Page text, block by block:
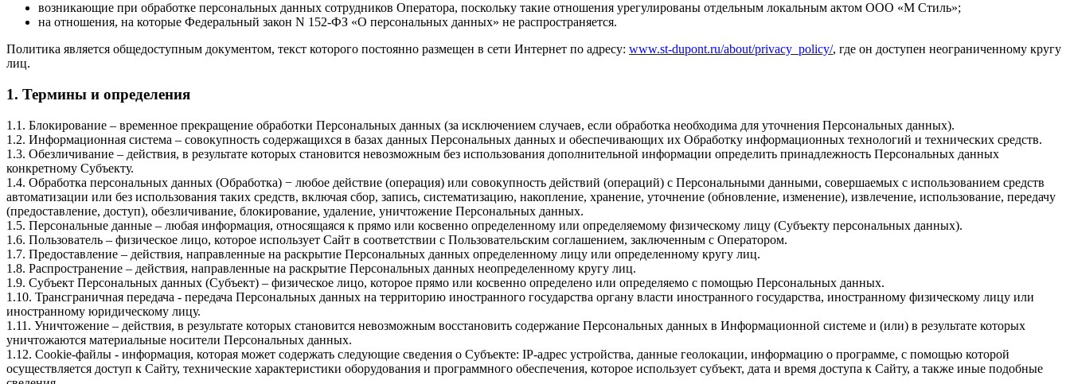
возникающие при обработке персональных данных сотрудников Оператора, поскольку такие отношения урегулированы отдельным локальным актом ООО «М Стиль»;
на отношения, на которые Федеральный закон N 152-ФЗ «О персональных данных» не распространяется.
Политика является общедоступным документом, текст которого постоянно размещен в сети Интернет по адресу: www.st-dupont.ru/about/privacy_policy/, где он доступен неограниченному кругу
лиц.
1. Термины и определения
1.1. Блокирование – временное прекращение обработки Персональных данных (за исключением случаев, если обработка необходима для уточнения Персональных данных).
1.2. Информационная система – совокупность содержащихся в базах данных Персональных данных и обеспечивающих их Обработку информационных технологий и технических средств.
1.3. Обезличивание – действия, в результате которых становится невозможным без использования дополнительной информации определить принадлежность Персональных данных
конкретному Субъекту.
1.4. Обработка персональных данных (Обработка) − любое действие (операция) или совокупность действий (операций) с Персональными данными, совершаемых с использованием средств
автоматизации или без использования таких средств, включая сбор, запись, систематизацию, накопление, хранение, уточнение (обновление, изменение), извлечение, использование, передачу
(предоставление, доступ), обезличивание, блокирование, удаление, уничтожение Персональных данных.
1.5. Персональные данные – любая информация, относящаяся к прямо или косвенно определенному или определяемому физическому лицу (Субъекту персональных данных).
1.6. Пользователь – физическое лицо, которое использует Сайт в соответствии с Пользовательским соглашением, заключенным с Оператором.
1.7. Предоставление – действия, направленные на раскрытие Персональных данных определенному лицу или определенному кругу лиц.
1.8. Распространение – действия, направленные на раскрытие Персональных данных неопределенному кругу лиц.
1.9. Субъект Персональных данных (Субъект) – физическое лицо, которое прямо или косвенно определено или определяемо с помощью Персональных данных.
1.10. Трансграничная передача - передача Персональных данных на территорию иностранного государства органу власти иностранного государства, иностранному физическому лицу или
иностранному юридическому лицу.
1.11. Уничтожение – действия, в результате которых становится невозможным восстановить содержание Персональных данных в Информационной системе и (или) в результате которых
уничтожаются материальные носители Персональных данных.
1.12. Cookie-файлы - информация, которая может содержать следующие сведения о Субъекте: IP-адрес устройства, данные геолокации, информацию о программе, с помощью которой
осуществляется доступ к Сайту, технические характеристики оборудования и программного обеспечения, которое использует субъект, дата и время доступа к Сайту, а также иные подобные